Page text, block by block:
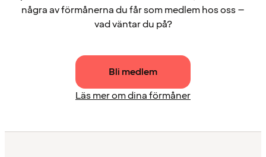
några av förmånerna du får som medlem hos oss –
vad väntar du på?
Bli medlem
Läs mer om dina förmåner